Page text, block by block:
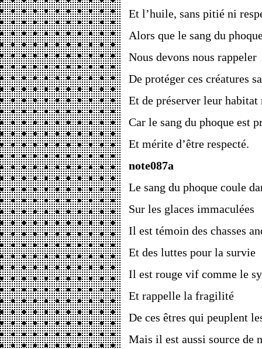
Et l’huile, sans pitié ni
Alors que le sang du
Nous devons nous rappeler
De protéger ces créatures
Et de préserver leur habitat
Car le sang du phoque est
Et mérite d’être respecté.
note087a
Le sang du phoque coule
Sur les glaces immaculées
Il est témoin des chasses
Et des luttes pour la survie
Il est rouge vif comme le
Et rappelle la fragilité
De ces êtres qui peuplent
Mais il est aussi source de